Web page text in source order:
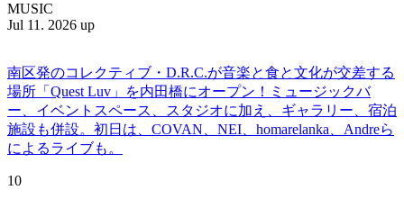
MUSIC
Jul 11. 2026 up
南区発のコレクティブ・D.R.C.が⾳楽と⾷と⽂化が交差する
場所「Quest Luv」を内田橋にオープン！ミュージックバ
ー、イベントスペース、スタジオに加え、ギャラリー、宿泊
施設も併設。初日は、COVAN、NEI、homarelanka、Andreら
によるライブも。
10